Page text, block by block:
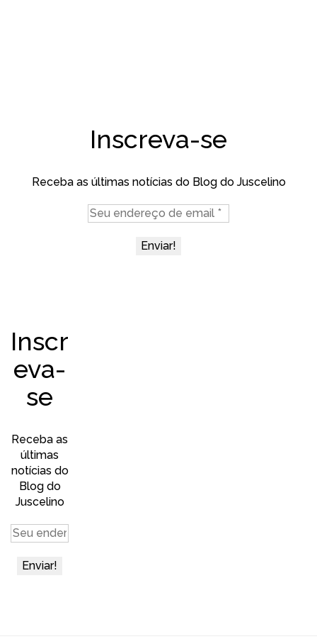
Inscreva-se
Receba as últimas notícias do Blog do Juscelino
Inscr
eva-
se
Receba as
últimas
notícias do
Blog do
Juscelino